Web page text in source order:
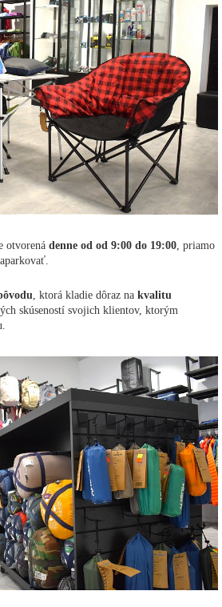
otvorená denne od od 9:00 do 19:00, priamo
, ktorá kladie dôraz na kvalitu
skúseností svojich klientov, ktorým